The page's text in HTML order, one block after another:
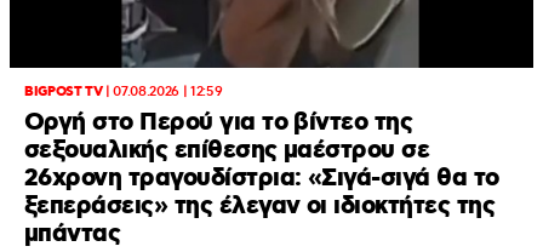
BIGPOST TV|07.08.2026 | 12:59
Οργή στο Περού για το βίντεο της
σεξουαλικής επίθεσης μαέστρου σε
26χρονη τραγουδίστρια: «Σιγά-σιγά θα το
ξεπεράσεις» της έλεγαν οι ιδιοκτήτες της
μπάντας